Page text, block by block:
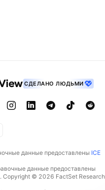
СДЕЛАНО ЛЮДЬМИ
данные предоставлены ICE
данные предоставлены
Copyright © 2026 FactSet Research